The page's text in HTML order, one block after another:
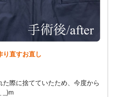
り直すお直し
際に捨てていたため、今度から
_)m